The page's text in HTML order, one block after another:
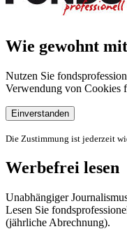
Wie gewohnt
Nutzen Sie
Verwendung von Cookies
Einverstanden
Die Zustimmung ist jederzeit
Werbefrei lesen
Unabhängiger
Lesen Sie
(jährliche Abrechnung).